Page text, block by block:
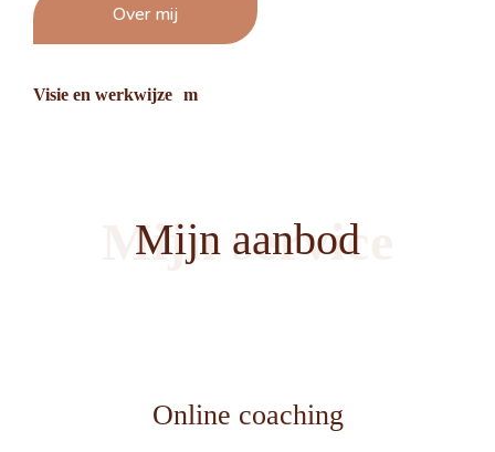
Over mij
Visie en werkwijze
Mijn service
Mijn aanbod
Online coaching